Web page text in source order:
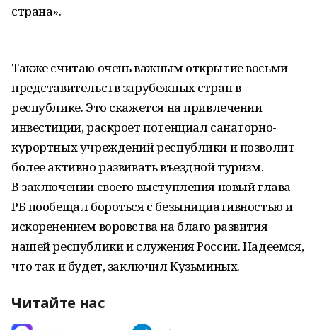
страна».
Также считаю очень важным открытие восьми
представительств зарубежных стран в
республике. Это скажется на привлечении
инвестиции, раскроет потенциал санаторно-
курортных учреждений республики и позволит
более активно развивать въездной туризм.
В заключении своего выступления новый глава
РБ пообещал бороться с безынициативностью и
искоренением воровства на благо развития
нашей республики и служения России. Надеемся,
что так и будет, заключил Кузьминых.
Читайте нас